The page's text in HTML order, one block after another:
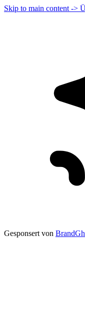
Skip to main content ->
Gesponsert von